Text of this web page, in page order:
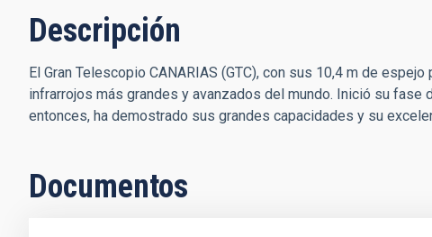
Descripción
El Gran Telescopio CANARIAS (GTC), con sus 10,4 m de
infrarrojos más grandes y avanzados del mundo. Inició su fase
entonces, ha demostrado sus grandes capacidades y su
Documentos